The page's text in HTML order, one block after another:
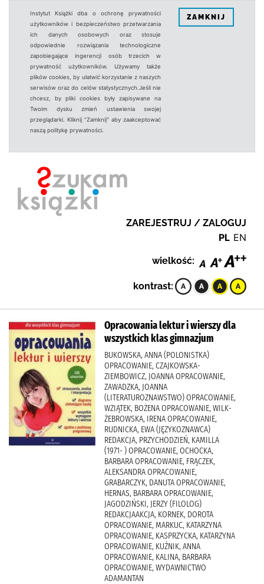
Instytut Książki dba o ochronę prywatności
użytkowników i bezpieczeństwo przetwarzania
ich danych osobowych oraz stosuje
odpowiednie rozwiązania technologiczne
zapobiegające ingerencji osób trzecich w
prywatność użytkowników. Używamy także
plików cookies, by ułatwić korzystanie z naszych
serwisów oraz do celów statystycznych.Jeśli nie
chcesz, by pliki cookies były zapisywane na
Twoim dysku zmień ustawienia swojej
przeglądarki. Kliknij "Zamknij" aby zaakceptować
naszą politykę prywatności.
ZAMKNIJ
ZAREJESTRUJ / ZALOGUJ
PL EN
wielkość:
kontrast:
Opracowania lektur i wierszy dla
wszystkich klas gimnazjum
BUKOWSKA, ANNA (POLONISTKA)
OPRACOWANIE, CZAJKOWSKA-
ZIEMBOWICZ, JOANNA OPRACOWANIE,
ZAWADZKA, JOANNA
(LITERATUROZNAWSTWO) OPRACOWANIE,
WZIĄTEK, BOŻENA OPRACOWANIE, WILK-
ŻEBROWSKA, IRENA OPRACOWANIE,
RUDNICKA, EWA (JĘZYKOZNAWCA)
REDAKCJA, PRZYCHODZIEŃ, KAMILLA
(1971- ) OPRACOWANIE, OCHOCKA,
BARBARA OPRACOWANIE, FRĄCZEK,
ALEKSANDRA OPRACOWANIE,
GRABARCZYK, DANUTA OPRACOWANIE,
HERNAS, BARBARA OPRACOWANIE,
JAGODZIŃSKI, JERZY (FILOLOG)
REDAKCJAAKCJA, KORNEK, DOROTA
OPRACOWANIE, MARKUC, KATARZYNA
OPRACOWANIE, KASPRZYCKA, KATARZYNA
OPRACOWANIE, KUŹNIK, ANNA
OPRACOWANIE, KALINA, BARBARA
OPRACOWANIE, WYDAWNICTWO
ADAMANTAN